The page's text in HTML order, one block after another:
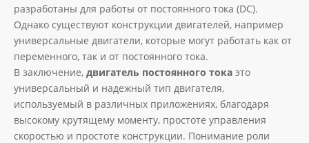
разработаны для работы от постоянного тока (DC).
Однако существуют конструкции двигателей, например
универсальные двигатели, которые могут работать как от
переменного, так и от постоянного тока.
В заключение, двигатель постоянного тока это
универсальный и надежный тип двигателя,
используемый в различных приложениях, благодаря
высокому крутящему моменту, простоте управления
скоростью и простоте конструкции. Понимание роли